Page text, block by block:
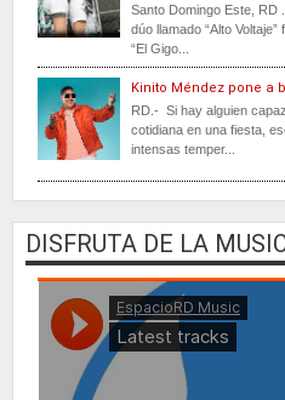
Santo Domingo Este, RD
dúo llamado “Alto
“El Gigo...
Kinito Méndez pone a
RD.- Si hay alguien
cotidiana en una fiesta,
intensas temper...
DISFRUTA DE LA